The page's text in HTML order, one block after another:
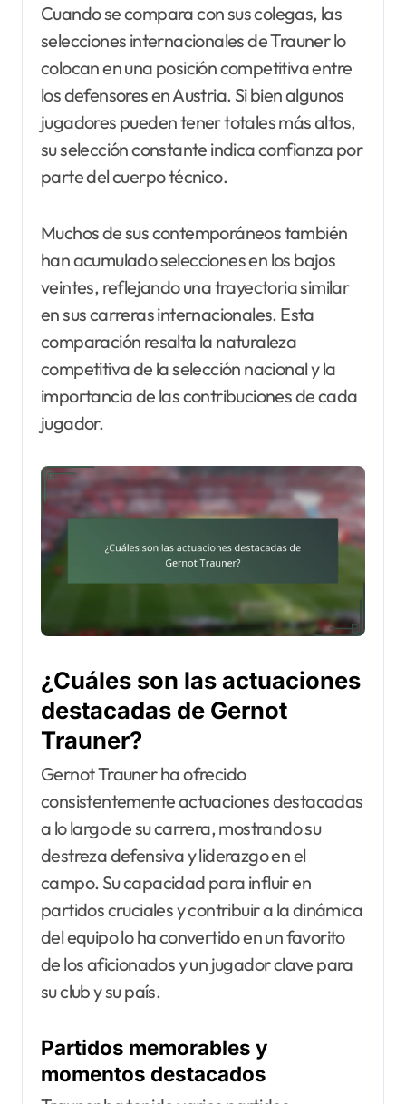
Cuando se compara con sus colegas, las
selecciones internacionales de Trauner lo
colocan en una posición competitiva entre
los defensores en Austria. Si bien algunos
jugadores pueden tener totales más altos,
su selección constante indica confianza por
parte del cuerpo técnico.
Muchos de sus contemporáneos también
han acumulado selecciones en los bajos
veintes, reflejando una trayectoria similar
en sus carreras internacionales. Esta
comparación resalta la naturaleza
competitiva de la selección nacional y la
importancia de las contribuciones de cada
jugador.
¿Cuáles son las actuaciones
destacadas de Gernot
Trauner?
Gernot Trauner ha ofrecido
consistentemente actuaciones destacadas
a lo largo de su carrera, mostrando su
destreza defensiva y liderazgo en el
campo. Su capacidad para influir en
partidos cruciales y contribuir a la dinámica
del equipo lo ha convertido en un favorito
de los aficionados y un jugador clave para
su club y su país.
Partidos memorables y
momentos destacados